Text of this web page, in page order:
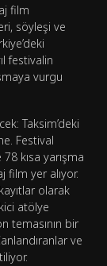
film
söyleşi ve
festivalin
vurgu
Taksim’deki
Festival
kısa yarışma
film yer alıyor.
olarak
atölye
temasının bir
ve